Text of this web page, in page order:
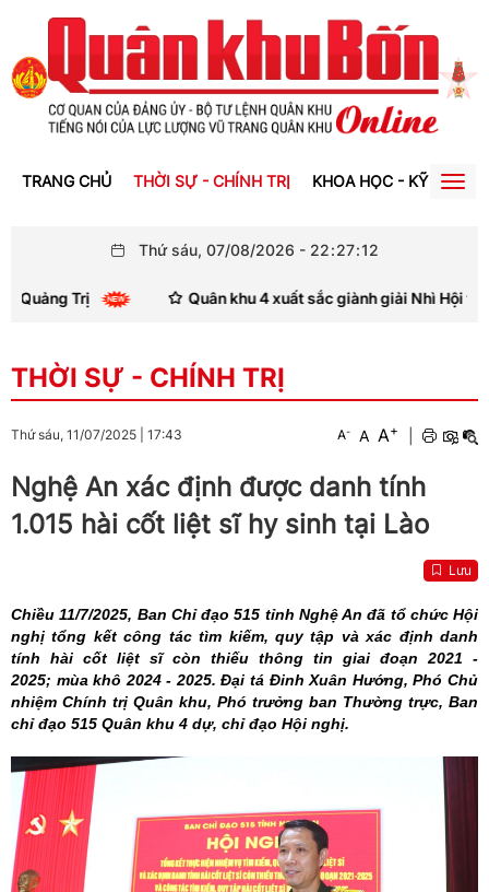
TRANG CHỦ THỜI SỰ - CHÍNH TRỊ KHOA HỌC - KỸ THUẬT
Thứ sáu, 07/08/2026 - 22:27:14
Quân khu 4 xuất sắc giành giải Nhì Hội thi thợ giỏi ngành
THỜI SỰ - CHÍNH TRỊ
Thứ sáu, 11/07/2025 17:43 A- A A+
Nghệ An xác định được danh tính
1.015 hài cốt liệt sĩ hy sinh tại Lào
Lưu
Chiều 11/7/2025, Ban Chỉ đạo 515 tỉnh Nghệ An đã tổ chức Hội
nghị tổng kết công tác tìm kiếm, quy tập và xác định danh
tính hài cốt liệt sĩ còn thiếu thông tin giai đoạn 2021 -
2025; mùa khô 2024 - 2025. Đại tá Đinh Xuân Hướng, Phó Chủ
nhiệm Chính trị Quân khu, Phó trưởng ban Thường trực, Ban
chỉ đạo 515 Quân khu 4 dự, chỉ đạo Hội nghị.